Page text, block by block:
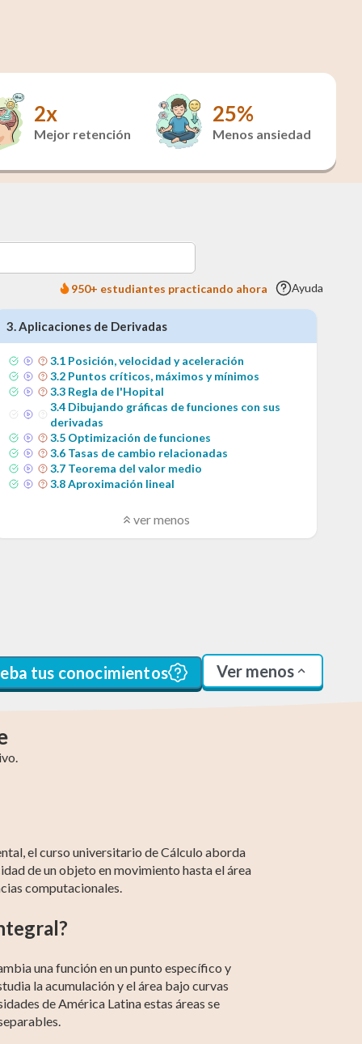
2x
Mejor retención
25%
Menos ansiedad
950+ estudiantes practicando ahora Ayuda
3.Aplicaciones de Derivadas
3.1 Posición, velocidad y aceleración
3.2 Puntos críticos, máximos y mínimos
3.3 Regla de l'Hopital
3.4 Dibujando gráficas de funciones con sus
derivadas
3.5 Optimización de funciones
3.6 Tasas de cambio relacionadas
3.7 Teorema del valor medio
3.8Aproximación lineal
ver menos
tus conocimientos Ver menos
el curso universitario de Cálculo aborda
de un objeto en movimiento hasta el área
computacionales.
una función en un punto específico y
la acumulación y el área bajo curvas
de América Latina estas áreas se